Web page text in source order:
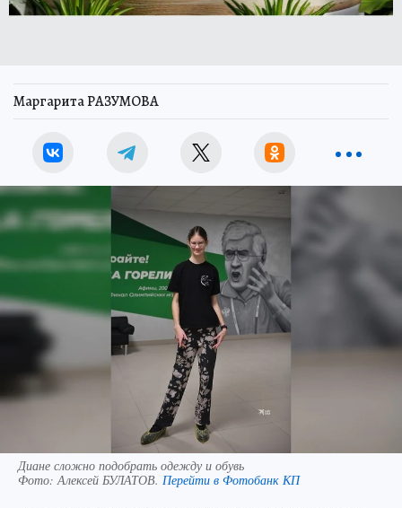
Маргарита РАЗУМОВА
Диане сложно подобрать одежду и обувь
Фото: Алексей БУЛАТОВ. Перейти в Фотобанк КП